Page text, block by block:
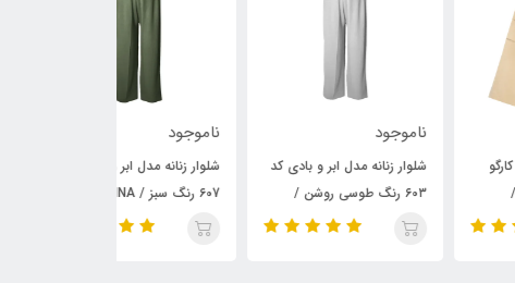
شلوار زنانه مدل ابر و بادی کد
۶0۳ رنگ طوسی روشن /
TOSHNA
شلوار زنانه مدل ابر و بادی کد
۶07 رنگ سبز / TOSHNA